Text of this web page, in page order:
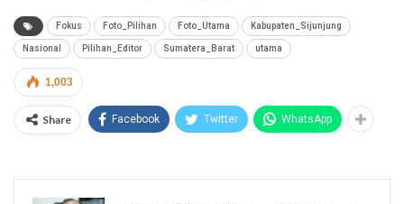
Fokus Foto_Pilihan Foto_Utama Kabupaten_Sijunjung
Nasional Pilihan_Editor Sumatera_Barat utama
1,003
Share Facebook Twitter WhatsApp